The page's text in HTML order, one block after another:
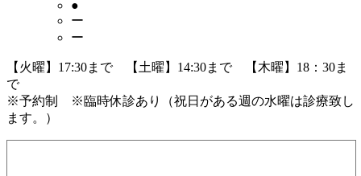
●
ー
ー
【火曜】17:30まで 【土曜】14:30まで 【木曜】18：30ま
で
※予約制 ※臨時休診あり（祝日がある週の水曜は診療致し
ます。）